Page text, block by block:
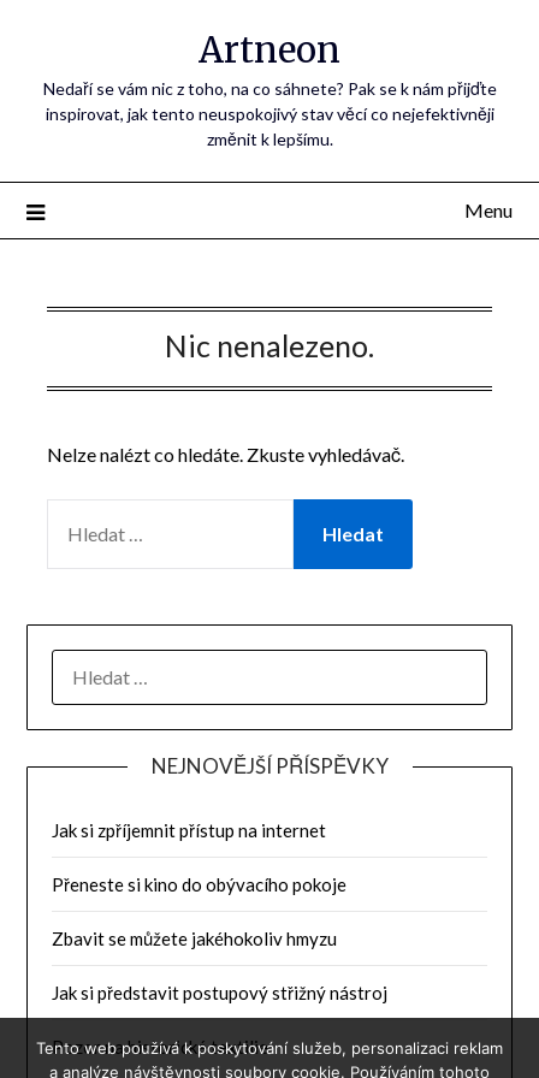
Artneon
Nedaří se vám nic z toho, na co sáhnete? Pak se k nám přijďte
inspirovat, jak tento neuspokojivý stav věcí co nejefektivněji
změnit k lepšímu.
Menu
Nic nenalezeno.
Nelze nalézt co hledáte. Zkuste vyhledávač.
NEJNOVĚJŠÍ PŘÍSPĚVKY
Jak si zpříjemnit přístup na internet
Přeneste si kino do obývacího pokoje
Zbavit se můžete jakéhokoliv hmyzu
Jak si představit postupový střižný nástroj
Pozor na historické textilie
Tento web používá k poskytování služeb, personalizaci reklam
a analýze návštěvnosti soubory cookie. Používáním tohoto